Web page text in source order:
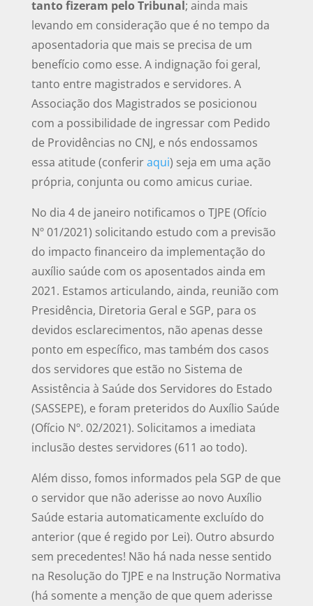
tanto fizeram pelo Tribunal; ainda mais
levando em consideração que é no tempo da
aposentadoria que mais se precisa de um
benefício como esse. A indignação foi geral,
tanto entre magistrados e servidores. A
Associação dos Magistrados se posicionou
com a possibilidade de ingressar com Pedido
de Providências no CNJ, e nós endossamos
essa atitude (conferiraqui) seja em uma ação
própria, conjunta ou como amicus curiae.
No dia 4 de janeiro notificamos o TJPE (Ofício
Nº 01/2021) solicitando estudo com a previsão
do impacto financeiro da implementação do
auxílio saúde com os aposentados ainda em
2021. Estamos articulando, ainda, reunião com
Presidência, Diretoria Geral e SGP, para os
devidos esclarecimentos, não apenas desse
ponto em específico, mas também dos casos
dos servidores que estão no Sistema de
Assistência à Saúde dos Servidores do Estado
(SASSEPE), e foram preteridos do Auxílio Saúde
(Ofício Nº. 02/2021). Solicitamos a imediata
inclusão destes servidores (611 ao todo).
Além disso, fomos informados pela SGP de que
o servidor que não aderisse ao novo Auxílio
Saúde estaria automaticamente excluído do
anterior (que é regido por Lei). Outro absurdo
sem precedentes! Não há nada nesse sentido
na Resolução do TJPE e na Instrução Normativa
(há somente a menção de que quem aderisse